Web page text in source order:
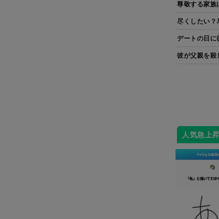
尊敬する家族
尽くしたい？
デートの日に
彼が父親を殺
人気急上